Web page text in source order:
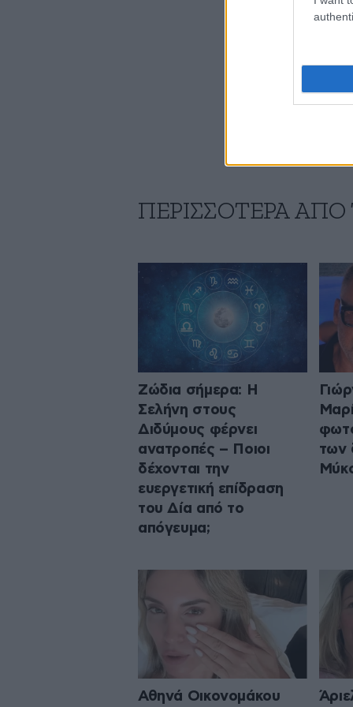
ΠΕΡΙΣΣΟΤΕΡΑ ΑΠΟ
Ζώδια σήμερα: Η
Σελήνη στους
Διδύμους φέρνει
ανατροπές – Ποιοι
δέχονται την
ευεργετική επίδραση
του Δία από το
απόγευμα;
των
Αθηνά Οικονομάκου